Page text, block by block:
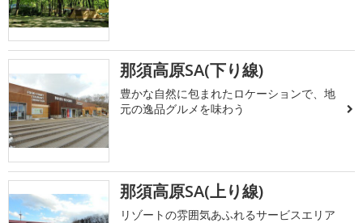
那須高原SA(下り線)
豊かな自然に包まれたロケーションで、地
元の逸品グルメを味わう
那須高原SA(上り線)
リゾートの雰囲気あふれるサービスエリア